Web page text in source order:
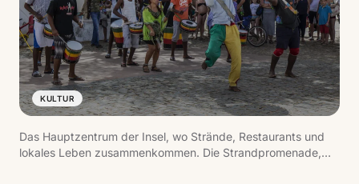
KULTUR
Das Hauptzentrum der Insel, wo Strände, Restaurants und
lokales Leben zusammenkommen. Die Strandpromenade,